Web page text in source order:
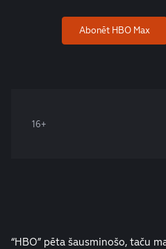
Abonēt HBO Max
16+
“HBO” pēta šausminošo, taču